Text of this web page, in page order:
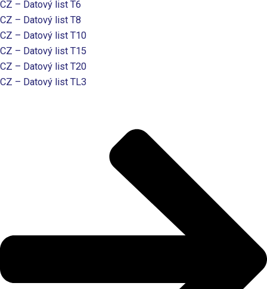
CZ – Datový list T6
CZ – Datový list T8
CZ – Datový list T10
CZ – Datový list T15
CZ – Datový list T20
CZ – Datový list TL3